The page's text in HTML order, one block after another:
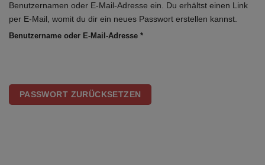
Benutzernamen oder E-Mail-Adresse ein. Du erhältst einen Link
per E-Mail, womit du dir ein neues Passwort erstellen kannst.
Benutzername oder E-Mail-Adresse *Erforderlich
PASSWORT ZURÜCKSETZEN